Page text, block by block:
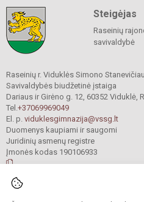
Steigėjas
Raseinių
savivaldybė
Raseinių r. Viduklės Simono
Savivaldybės biudžetinė įstaiga
Dariaus ir Girėno g. 12, 60352 Viduklė,
Tel.+37069969049
El. p. viduklesgimnazija@vssg.lt
Duomenys kaupiami ir saugomi
Juridinių asmenų registre
Įmonės kodas 190106933